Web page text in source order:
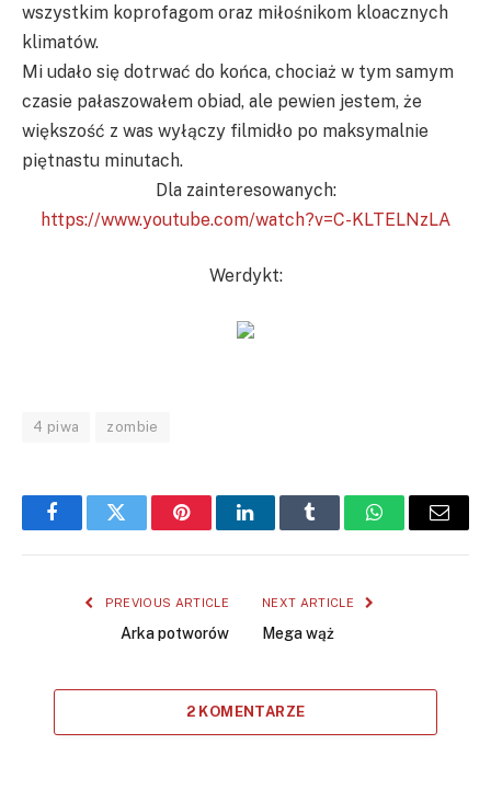
wszystkim koprofagom oraz miłośnikom kloacznych
klimatów.
Mi udało się dotrwać do końca, chociaż w tym samym
czasie pałaszowałem obiad, ale pewien jestem, że
większość z was wyłączy filmidło po maksymalnie
piętnastu minutach.
Dla zainteresowanych:
https://www.youtube.com/watch?v=C-KLTELNzLA
Werdykt:
4 piwa zombie
FacebookTwitter PinterestLinkedInTumblr WhatsAppEmail
PREVIOUS ARTICLE
Arka potworów
NEXT ARTICLE
Mega wąż
2 KOMENTARZE